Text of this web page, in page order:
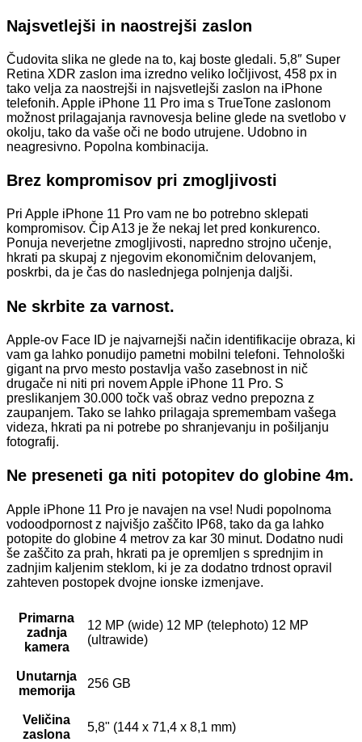
Najsvetlejši in naostrejši zaslon
Čudovita slika ne glede na to, kaj boste gledali. 5,8″ Super
Retina XDR zaslon ima izredno veliko ločljivost, 458 px in
tako velja za naostrejši in najsvetlejši zaslon na iPhone
telefonih. Apple iPhone 11 Pro ima s TrueTone zaslonom
možnost prilagajanja ravnovesja beline glede na svetlobo v
okolju, tako da vaše oči ne bodo utrujene. Udobno in
neagresivno. Popolna kombinacija.
Brez kompromisov pri zmogljivosti
Pri Apple iPhone 11 Pro vam ne bo potrebno sklepati
kompromisov. Čip A13 je že nekaj let pred konkurenco.
Ponuja neverjetne zmogljivosti, napredno strojno učenje,
hkrati pa skupaj z njegovim ekonomičnim delovanjem,
poskrbi, da je čas do naslednjega polnjenja daljši.
Ne skrbite za varnost.
Apple-ov Face ID je najvarnejši način identifikacije obraza, ki
vam ga lahko ponudijo pametni mobilni telefoni. Tehnološki
gigant na prvo mesto postavlja vašo zasebnost in nič
drugače ni niti pri novem Apple iPhone 11 Pro. S
preslikanjem 30.000 točk vaš obraz vedno prepozna z
zaupanjem. Tako se lahko prilagaja spremembam vašega
videza, hkrati pa ni potrebe po shranjevanju in pošiljanju
fotografij.
Ne preseneti ga niti potopitev do globine 4m.
Apple iPhone 11 Pro je navajen na vse! Nudi popolnoma
vodoodpornost z najvišjo zaščito IP68, tako da ga lahko
potopite do globine 4 metrov za kar 30 minut. Dodatno nudi
še zaščito za prah, hkrati pa je opremljen s sprednjim in
zadnjim kaljenim steklom, ki je za dodatno trdnost opravil
zahteven postopek dvojne ionske izmenjave.
Primarna
zadnja
kamera
12 MP (wide) 12 MP (telephoto) 12 MP
(ultrawide)
Unutarnja
memorija
256 GB
Veličina
zaslona
5,8" (144 x 71,4 x 8,1 mm)